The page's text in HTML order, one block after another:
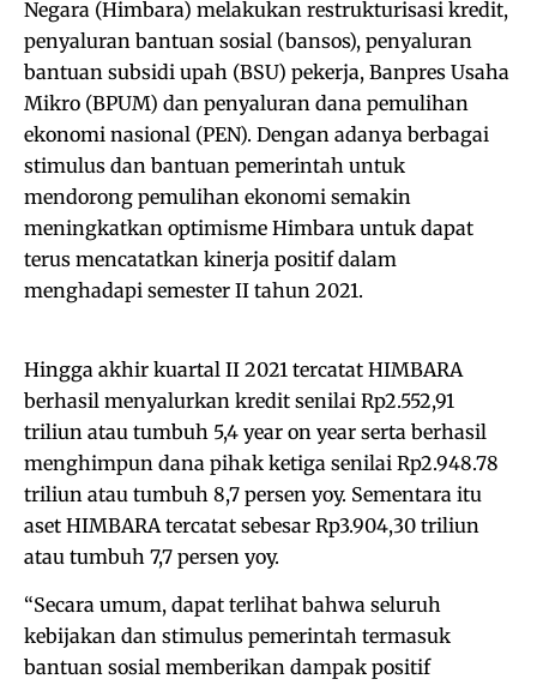
Negara (Himbara) melakukan restrukturisasi kredit,
penyaluran bantuan sosial (bansos), penyaluran
bantuan subsidi upah (BSU) pekerja, Banpres Usaha
Mikro (BPUM) dan penyaluran dana pemulihan
ekonomi nasional (PEN). Dengan adanya berbagai
stimulus dan bantuan pemerintah untuk
mendorong pemulihan ekonomi semakin
meningkatkan optimisme Himbara untuk dapat
terus mencatatkan kinerja positif dalam
menghadapi semester II tahun 2021.
Hingga akhir kuartal II 2021 tercatat HIMBARA
berhasil menyalurkan kredit senilai Rp2.552,91
triliun atau tumbuh 5,4 year on year serta berhasil
menghimpun dana pihak ketiga senilai Rp2.948.78
triliun atau tumbuh 8,7 persen yoy. Sementara itu
aset HIMBARA tercatat sebesar Rp3.904,30 triliun
atau tumbuh 7,7 persen yoy.
“Secara umum, dapat terlihat bahwa seluruh
kebijakan dan stimulus pemerintah termasuk
bantuan sosial memberikan dampak positif